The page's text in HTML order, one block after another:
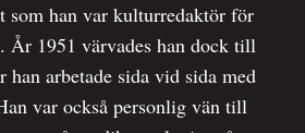
som han var kulturredaktör för
. År 1951 värvades han dock till
han arbetade sida vid sida med
var också personlig vän till